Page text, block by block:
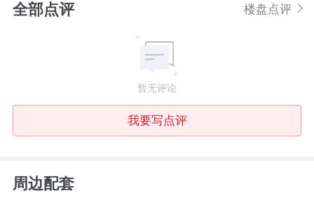
楼盘点评
全部点评
暂无评论
我要写点评
周边配套